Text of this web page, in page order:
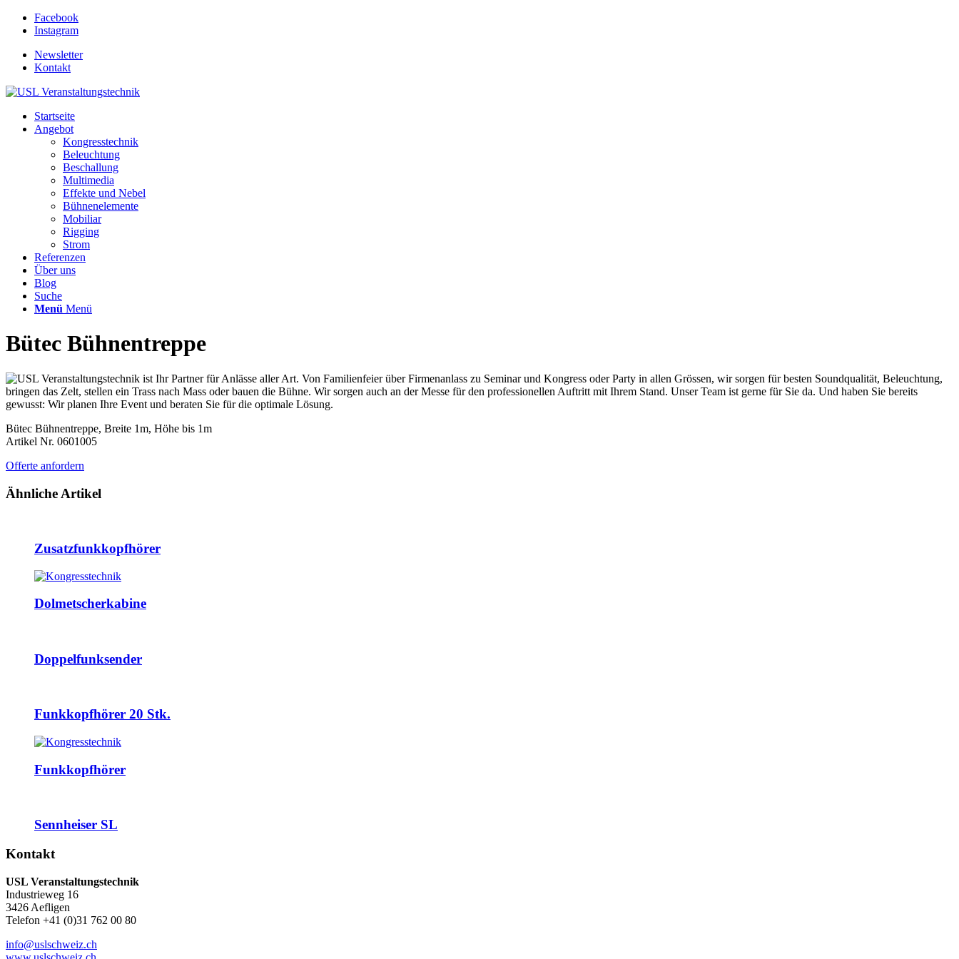
Facebook
Instagram
Newsletter
Kontakt
Startseite
Angebot
Kongresstechnik
Beleuchtung
Beschallung
Multimedia
Effekte und Nebel
Bühnenelemente
Mobiliar
Rigging
Strom
Referenzen
Über uns
Blog
Suche
Menü Menü
Bütec Bühnentreppe
Bütec Bühnentreppe, Breite 1m, Höhe bis 1m
Artikel Nr. 0601005
Offerte anfordern
Ähnliche Artikel
Zusatzfunkkopfhörer
Dolmetscherkabine
Doppelfunksender
Funkkopfhörer 20 Stk.
Funkkopfhörer
Sennheiser SL
Kontakt
USL Veranstaltungstechnik
Industrieweg 16
3426 Aefligen
Telefon +41 (0)31 762 00 80
info@uslschweiz.ch